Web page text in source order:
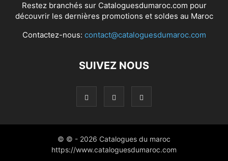
Restez branchés sur Cataloguesdumaroc.com pour
découvrir les dernières promotions et soldes au Maroc
Contactez-nous: contact@cataloguesdumaroc.com
SUIVEZ NOUS
© © - 2026 Catalogues du maroc
https://www.cataloguesdumaroc.com